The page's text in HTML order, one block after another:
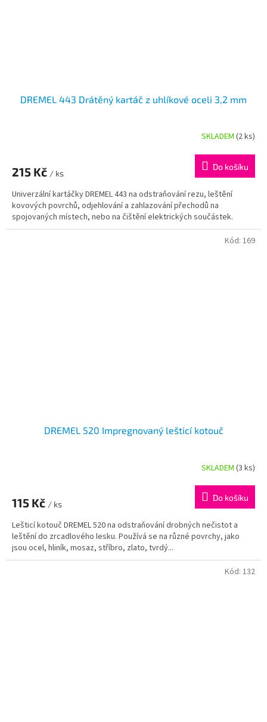
DREMEL 443 Drátěný kartáč z uhlíkové oceli 3,2 mm
SKLADEM (2 ks)
215 Kč / ks
Do košíku
Univerzální kartáčky DREMEL 443 na odstraňování rezu, leštění
kovových povrchů, odjehlování a zahlazování přechodů na
spojovaných místech, nebo na čištění elektrických součástek.
DREMEL 520 Impregnovaný lešticí kotouč
je
z
5
hvězdiček.
SKLADEM(3 ks)
115 Kč / ks
Do košíku
Lešticí kotouč DREMEL 520 na odstraňování drobných nečistot a
leštění do zrcadlového lesku. Používá se na různé povrchy, jako
jsou ocel, hliník, mosaz, stříbro, zlato, tvrdý...
Kód: 169
Kód: 132